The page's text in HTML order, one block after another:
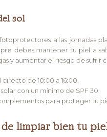
sol
a las jornadas
debes mantener tu piel a
y aumentar el riesgo de sufrir
de 10:00 a 16:00.
con un mínimo de SPF 30.
para proteger tu
de limpiar bien tu